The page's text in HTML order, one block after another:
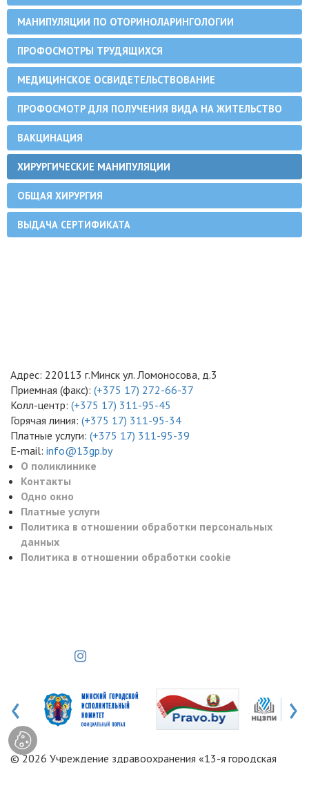
МАНИПУЛЯЦИИ ПО ОТОРИНОЛАРИНГОЛОГИИ
ПРОФОСМОТРЫ ТРУДЯЩИХСЯ
МЕДИЦИНСКОЕ ОСВИДЕТЕЛЬСТВОВАНИЕ
ПРОФОСМОТР ДЛЯ ПОЛУЧЕНИЯ ВИДА НА ЖИТЕЛЬСТВО
ВАКЦИНАЦИЯ
ХИРУРГИЧЕСКИЕ МАНИПУЛЯЦИИ
ОБЩАЯ ХИРУРГИЯ
ВЫДАЧА СЕРТИФИКАТА
Адрес: 220113 г.Минск ул. Ломоносова, д.3
Приемная (факс): (+375 17) 272-66-37
Колл-центр: (+375 17) 311-95-45
Горячая линия: (+375 17) 311-95-34
Платные услуги: (+375 17) 311-95-39
E-mail: info@13gp.by
О поликлинике
Контакты
Одно окно
Платные услуги
Политика в отношении обработки персональных
данных
Политика в отношении обработки cookie
‹ ›
© 2026 Учреждение здравоохранения «13-я городская